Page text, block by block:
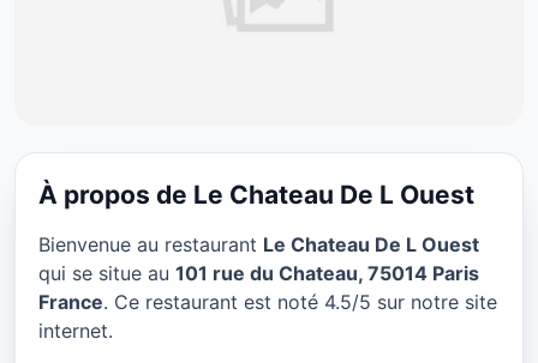
Le Chateau De L Ouest à
Paris
★ 4.5/5
À propos de Le Chateau De L Ouest
Bienvenue au restaurant Le Chateau De L Ouest
qui se situe au 101 rue du Chateau, 75014 Paris
France. Ce restaurant est noté 4.5/5 sur notre site
internet.